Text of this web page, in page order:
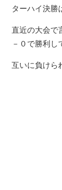
ターハイ決勝
直近の大会で
－０で勝利し
互いに負けら